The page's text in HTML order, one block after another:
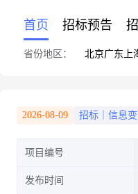
首页 招标预告
省份地区： 北京广东 上
2026-08-09 招标｜信息
项目编号
发布时间